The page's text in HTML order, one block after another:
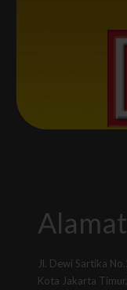
Jl. Dewi Sartika
Kota Jakarta